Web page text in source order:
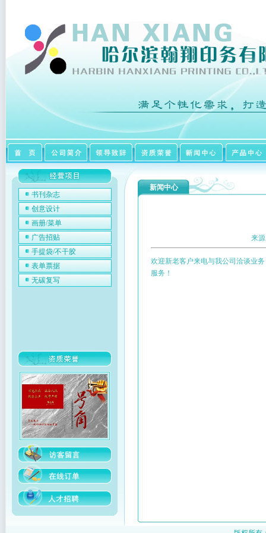
书刊杂志
创意设计
画册/菜单
广告招贴
手提袋/不干胶
表单票据
无碳复写
新闻中心
来
欢迎新老客户来电与我公司洽谈业
服务！